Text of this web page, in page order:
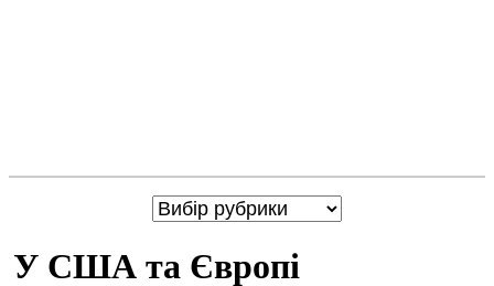
У США та Європі